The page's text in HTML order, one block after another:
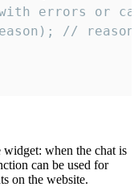
errors or
//
widget: when the chat is
can be used for
on the website.